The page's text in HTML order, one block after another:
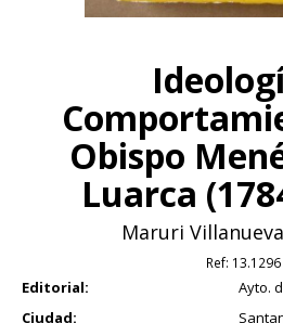
Obispo
Luarca
Maruri
Ref: 13.1296
Editorial:
Ayto.
Ciudad: